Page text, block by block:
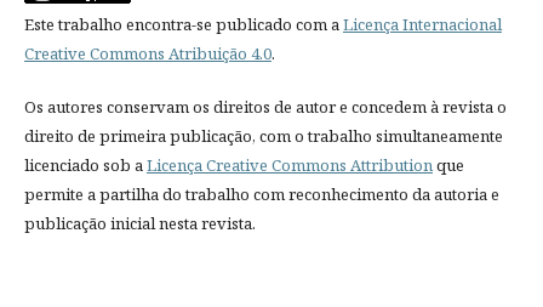
Este trabalho encontra-se publicado com a Licença Internacional
Creative Commons Atribuição 4.0.
Os autores conservam os direitos de autor e concedem à revista o
direito de primeira publicação, com o trabalho simultaneamente
licenciado sob a Licença Creative Commons Attribution que
permite a partilha do trabalho com reconhecimento da autoria e
publicação inicial nesta revista.